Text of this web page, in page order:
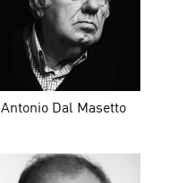
Antonio Dal Masetto